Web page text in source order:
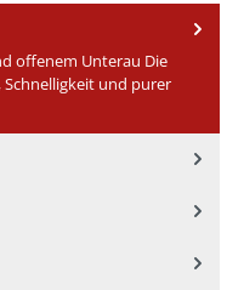
offenem Unterau Die
und purer